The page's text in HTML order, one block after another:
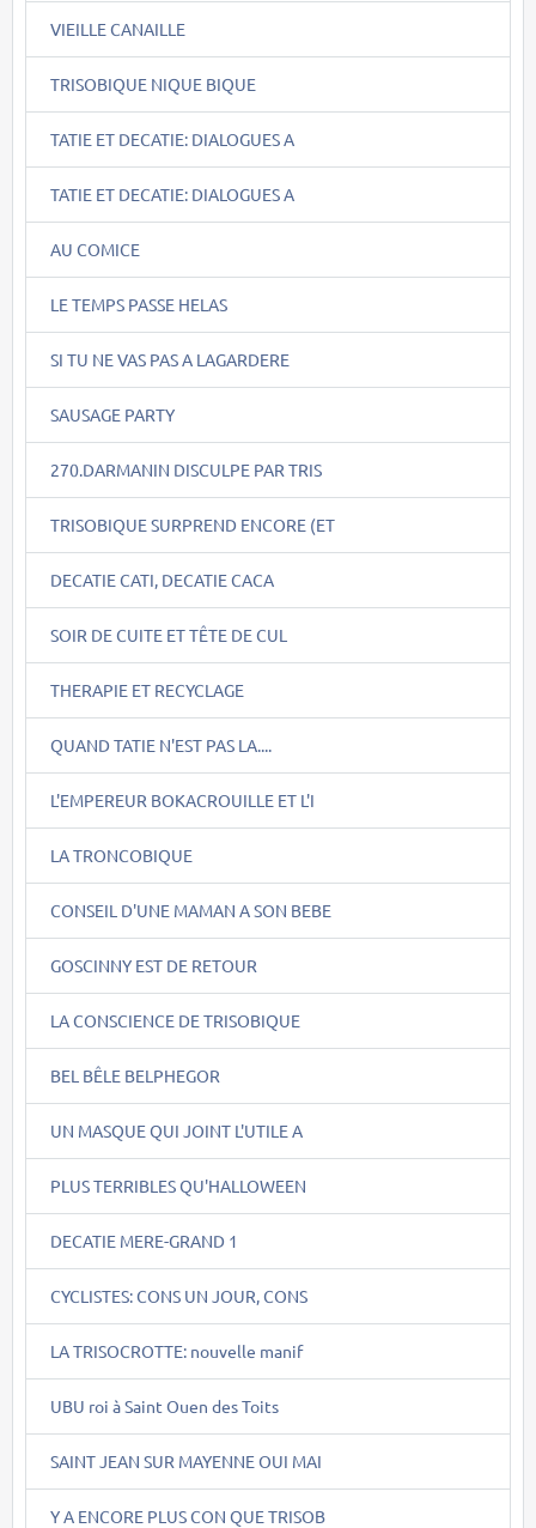
VIEILLE CANAILLE
TRISOBIQUE NIQUE BIQUE
TATIE ET DECATIE: DIALOGUES A
TATIE ET DECATIE: DIALOGUES A
AU COMICE
LE TEMPS PASSE HELAS
SI TU NE VAS PAS A LAGARDERE
SAUSAGE PARTY
270.DARMANIN DISCULPE PAR TRIS
TRISOBIQUE SURPREND ENCORE (ET
DECATIE CATI, DECATIE CACA
SOIR DE CUITE ET TÊTE DE CUL
THERAPIE ET RECYCLAGE
QUAND TATIE N'EST PAS LA....
L'EMPEREUR BOKACROUILLE ET L'I
LA TRONCOBIQUE
CONSEIL D'UNE MAMAN A SON BEBE
GOSCINNY EST DE RETOUR
LA CONSCIENCE DE TRISOBIQUE
BEL BÊLE BELPHEGOR
UN MASQUE QUI JOINT L'UTILE A
PLUS TERRIBLES QU'HALLOWEEN
DECATIE MERE-GRAND 1
CYCLISTES: CONS UN JOUR, CONS
LA TRISOCROTTE: nouvelle manif
UBU roi à Saint Ouen des Toits
SAINT JEAN SUR MAYENNE OUI MAI
Y A ENCORE PLUS CON QUE TRISOB